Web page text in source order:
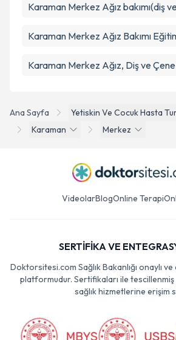
Ana Sayfa
Yetiskin Ve Cocuk Hasta
Karaman
Merkez
Karaman Merkez Ağız bakımı(diş
Karaman Merkez Ağız Bakımı
Karaman Merkez Ağız, Diş ve
VideolarBlogOnline Terapi
SERTİFİKA VE
Doktorsitesi.com Sağlık Bakanlığı onaylı
platformudur. Sertifikaları ile tescillenmiş
sağlık hizmetlerine erişim